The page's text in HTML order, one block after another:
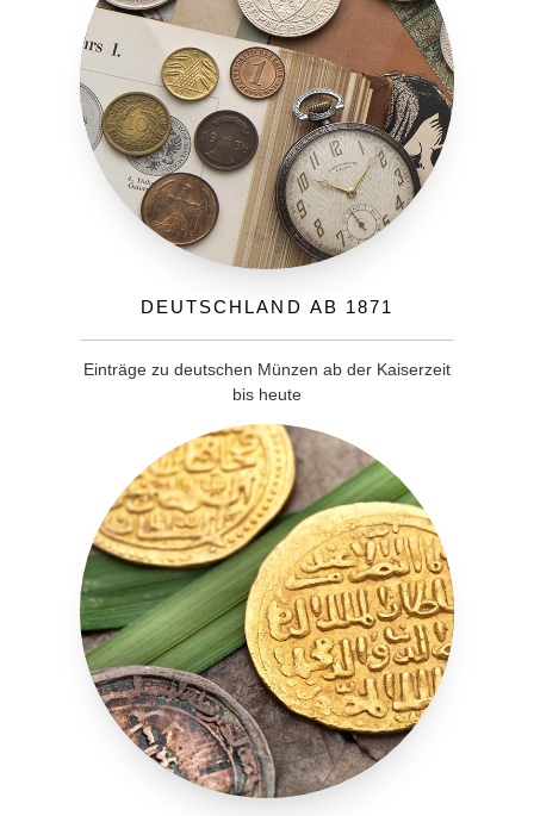
Deutschland ab 1871
Einträge zu deutschen Münzen ab der Kaiserzeit
bis heute